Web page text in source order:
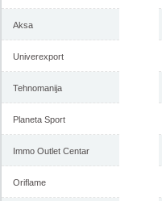
Aksa
Univerexport
Tehnomanija
Planeta Sport
Immo Outlet Centar
Oriflame